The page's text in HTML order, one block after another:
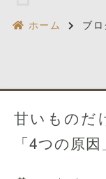
ホーム ブロ
甘いものだ
「4つの原因